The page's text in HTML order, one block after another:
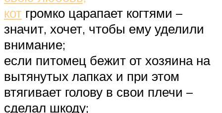
кот громко царапает когтями –
значит, хочет, чтобы ему уделили
внимание;
если питомец бежит от хозяина на
вытянутых лапках и при этом
втягивает голову в свои плечи –
сделал шкоду;